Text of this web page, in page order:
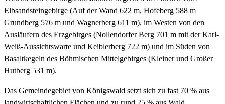
Elbsandsteingebirge (Auf der Wand 622 m, Hofeberg 588 m
Grundberg 576 m und Wagnerberg 611 m), im Westen von den
Ausläufern des Erzgebirges (Nollendorfer Berg 701 m mit der Karl-
Weiß-Aussichtswarte und Keiblerberg 722 m) und im Süden von
Basaltkegeln des Böhmischen Mittelgebirges (Kleiner und Großer
Hutberg 531 m).
Das Gemeindegebiet von Königswald setzt sich zu fast 70 % aus